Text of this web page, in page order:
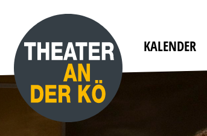
KALENDER